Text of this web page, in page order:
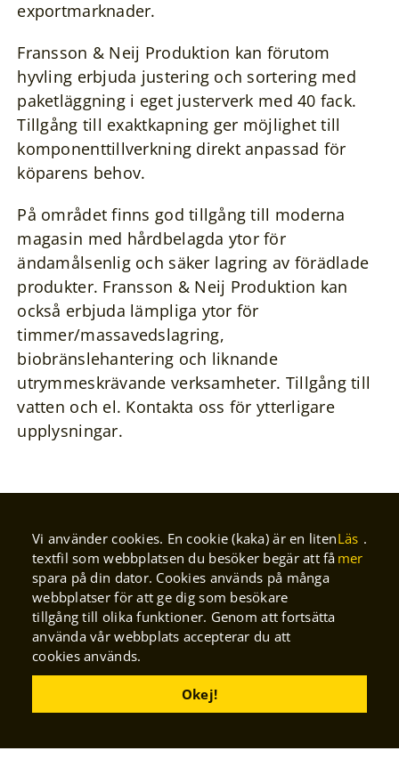
exportmarknader.
Fransson & Neij Produktion kan förutom
hyvling erbjuda justering och sortering med
paketläggning i eget justerverk med 40 fack.
Tillgång till exaktkapning ger möjlighet till
komponenttillverkning direkt anpassad för
köparens behov.
På området finns god tillgång till moderna
magasin med hårdbelagda ytor för
ändamålsenlig och säker lagring av förädlade
produkter. Fransson & Neij Produktion kan
också erbjuda lämpliga ytor för
timmer/massavedslagring,
biobränslehantering och liknande
utrymmeskrävande verksamheter. Tillgång till
vatten och el. Kontakta oss för ytterligare
upplysningar.
Blicka in i
produktionen
Har du frågor gällande vår
produktion?
Vi använder cookies. En cookie (kaka) är en liten
textfil som webbplatsen du besöker begär att få
spara på din dator. Cookies används på många
webbplatser för att ge dig som besökare
tillgång till olika funktioner. Genom att fortsätta
använda vår webbplats accepterar du att
cookies används.
Läs
mer
.
Okej!